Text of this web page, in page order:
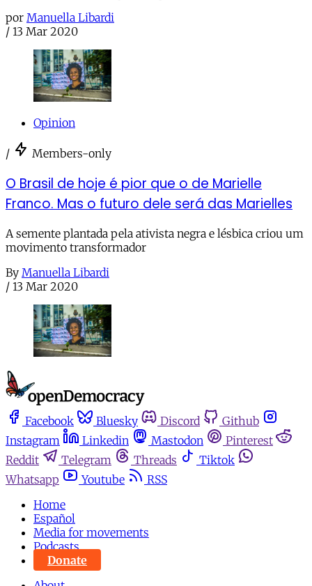
por Manuella Libardi
/ 13 Mar 2020
Opinion
/ Members-only
O Brasil de hoje é pior que o de Marielle
Franco. Mas o futuro dele será das Marielles
A semente plantada pela ativista negra e lésbica criou um
movimento transformador
By Manuella Libardi
/ 13 Mar 2020
Facebook Bluesky Discord
Github
Instagram
Linkedin Mastodon
Pinterest
Reddit
Telegram Threads
Tiktok
Whatsapp
Youtube
RSS
Home
Español
Media for movements
Podcasts
Donate